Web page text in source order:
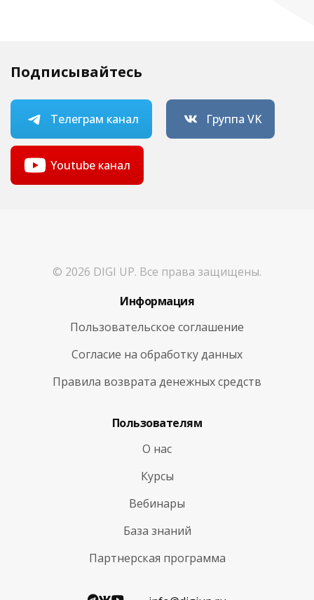
Подписывайтесь
Телеграм канал Группа VK
Youtube канал
© 2026 DIGI UP. Все права защищены.
Информация
Пользовательское соглашение
Согласие на обработку данных
Правила возврата денежных средств
Пользователям
О нас
Курсы
Вебинары
База знаний
Партнерская программа